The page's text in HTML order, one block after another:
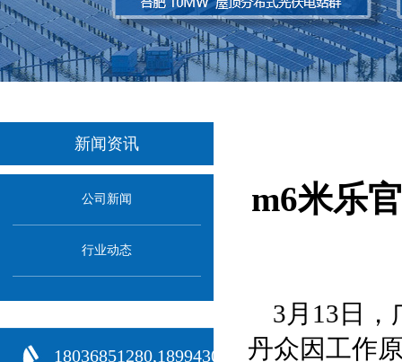
新闻资讯
公司新闻
行业动态
18036851280,18994301288,18068407382
m6米乐
3月13日，
丹众因工作